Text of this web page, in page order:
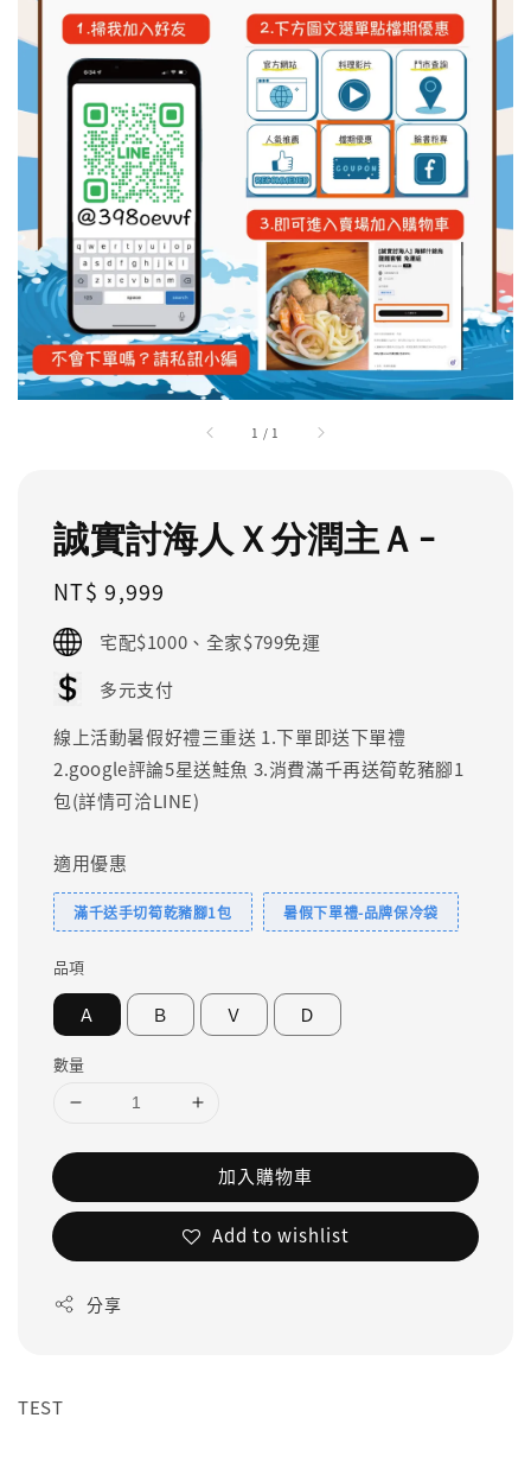
1 / 1
誠實討海人Ｘ分潤主Ａ-
Regular
price
NT$ 9,999
宅配$1000、全家$799免運
多元支付
線上活動暑假好禮三重送 1.下單即送下單禮
2.google評論5星送鮭魚 3.消費滿千再送筍乾豬腳1
包(詳情可洽LINE)
適用優惠
滿千送手切筍乾豬腳1包 暑假下單禮-品牌保冷袋
品項
Ａ Ｂ Ｖ Ｄ
數量
加入購物車
Add to wishlist
分享
TEST